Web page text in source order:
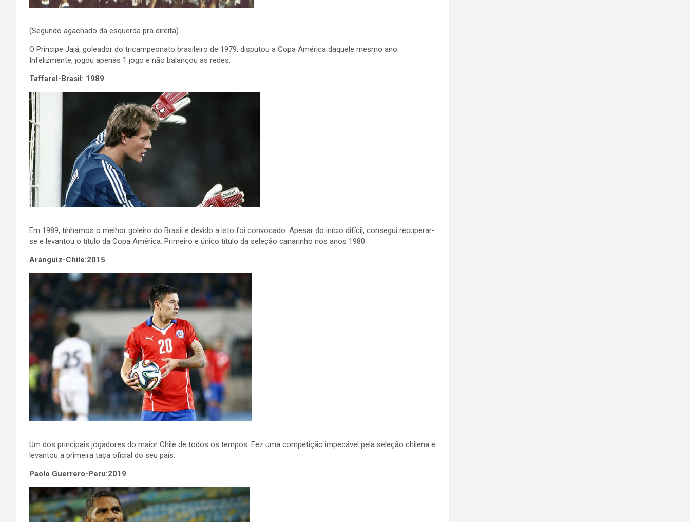
(Segundo agachado da esquerda pra direita).
O Príncipe Jajá, goleador do tricampeonato brasileiro de 1979, disputou a Copa América daquele mesmo ano.
Infelizmente, jogou apenas 1 jogo e não balançou as redes.
Taffarel-Brasil: 1989
Em 1989, tínhamos o melhor goleiro do Brasil e devido a isto foi convocado. Apesar do início difícil, consegui recuperar-
se e levantou o título da Copa América. Primeiro e único título da seleção canarinho nos anos 1980.
Aránguiz-Chile:2015
Um dos principais jogadores do maior Chile de todos os tempos. Fez uma competição impecável pela seleção chilena e
levantou a primeira taça oficial do seu país.
Paolo Guerrero-Peru:2019